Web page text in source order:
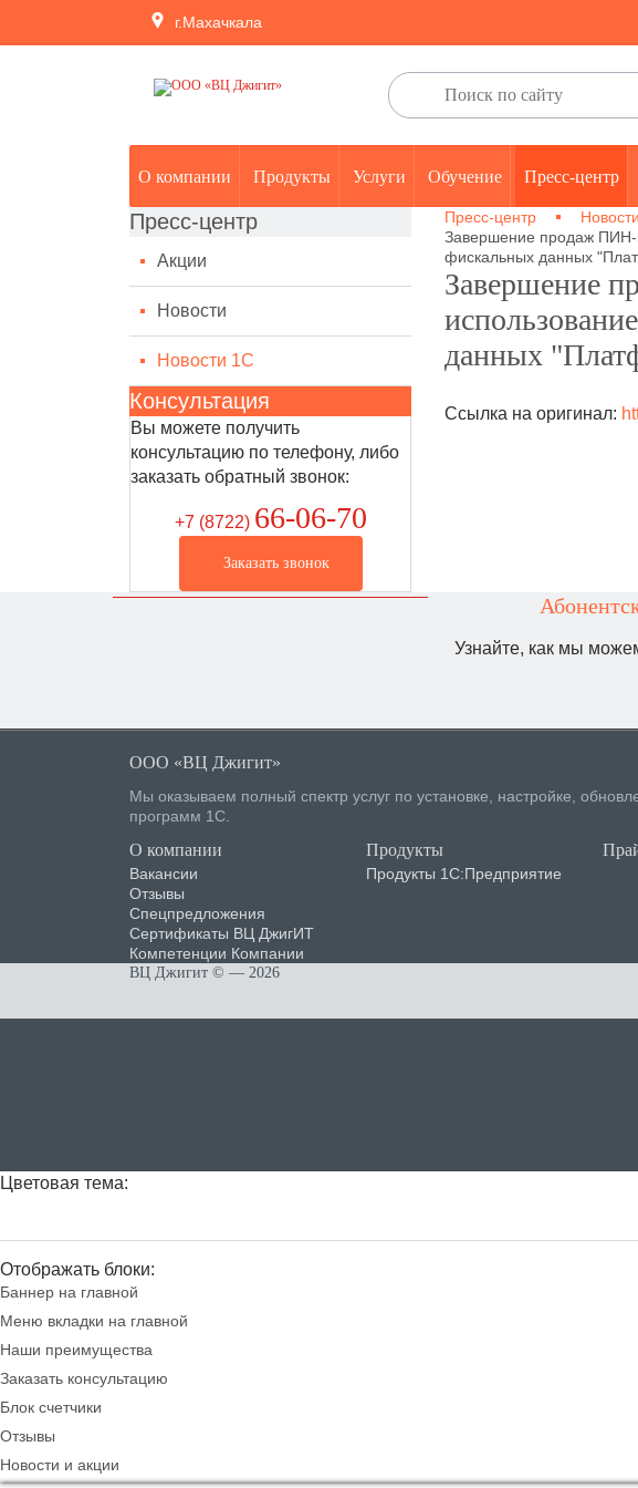
г.Махачкала
О компании Продукты Услуги Обучение Пресс-центр
Пресс-центр
Акции
Новости
Новости 1С
Консультация
Вы можете получить
консультацию по телефону, либо
заказать обратный звонок:
+7 (8722) 66-06-70
Заказать звонок
Пресс-центр
Завершение продаж ПИН-
фискальных данных
Завершение
данных
Ссылка на оригинал:
Узнайте, как мы
ООО «ВЦ Джигит»
Мы оказываем полный спектр услуг по установке, настройке,
программ 1С.
О компании
Вакансии
Отзывы
Спецпредложения
Сертификаты ВЦ ДжигИТ
Компетенции Компании
Продукты
Продукты 1С:Предприятие
ВЦ Джигит © — 2026
Цветовая тема:
Отображать блоки:
Баннер на главной
Меню вкладки на главной
Наши преимущества
Заказать консультацию
Блок счетчики
Отзывы
Новости и акции